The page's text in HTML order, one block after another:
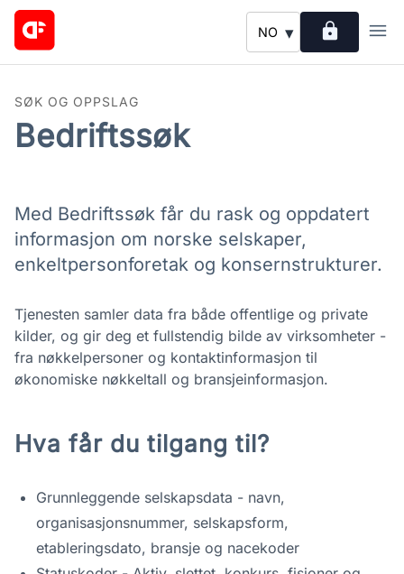
NO ▾ lock menu
SØK OG OPPSLAG
Bedriftssøk
Med Bedriftssøk får du rask og oppdatert
informasjon om norske selskaper,
enkeltpersonforetak og konsernstrukturer.
Tjenesten samler data fra både offentlige og private
kilder, og gir deg et fullstendig bilde av virksomheter -
fra nøkkelpersoner og kontaktinformasjon til
økonomiske nøkkeltall og bransjeinformasjon.
Hva får du tilgang til?
Grunnleggende selskapsdata - navn,
organisasjonsnummer, selskapsform,
etableringsdato, bransje og nacekoder